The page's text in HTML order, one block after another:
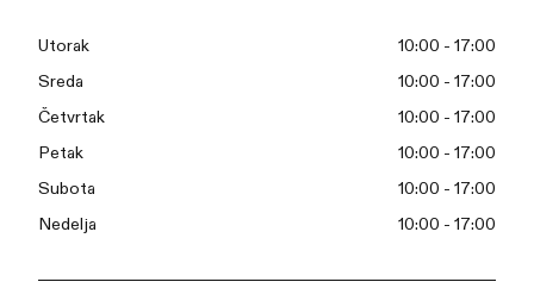
Utorak 10:00 - 17:00
Sreda 10:00 - 17:00
Četvrtak 10:00 - 17:00
Petak 10:00 - 17:00
Subota 10:00 - 17:00
Nedelja 10:00 - 17:00